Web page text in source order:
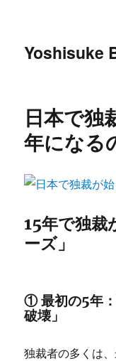
Yoshisuke
日本で独
年になる
15年で独裁
ーズ」
① 最初の5年
破壊」
独裁者の多くは